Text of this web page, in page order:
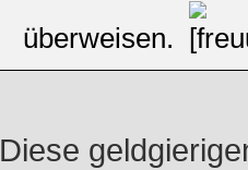
überweisen.
Diese